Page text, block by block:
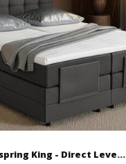
King - Direct Leve...